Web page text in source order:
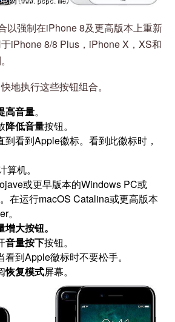
以强制在iPhone 8及更高版本上重新
iPhone 8/8 Plus，iPhone X，XS和
地执行这些按钮组合。
高音量。
降低音量按钮。
到看到Apple徽标。看到此徽标时，
机。
或更早版本的Windows PC或
在运行macOS Catalina或更高版本
。
增大按钮。
音量按下按钮。
看到Apple徽标时不要松手。
恢复模式屏幕。